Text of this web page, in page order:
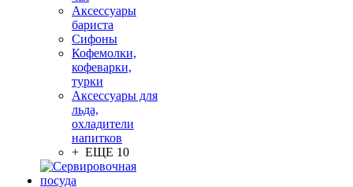
Аксессуары
бариста
Сифоны
Кофемолки,
кофеварки,
турки
Аксессуары для
льда,
охладители
напитков
+ ЕЩЕ 10